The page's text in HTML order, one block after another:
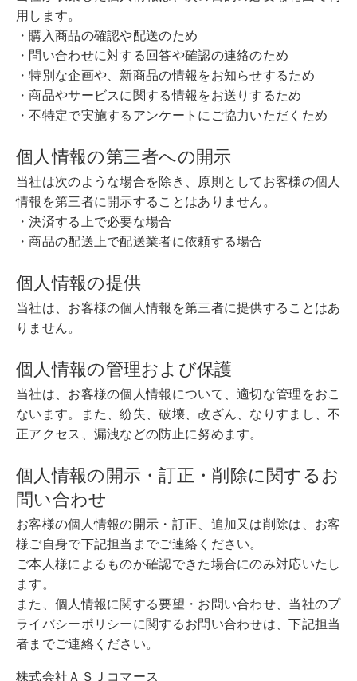
用します。
・購入商品の確認や配送のため
・問い合わせに対する回答や確認の連絡のため
・特別な企画や、新商品の情報をお知らせするため
・商品やサービスに関する情報をお送りするため
・不特定で実施するアンケートにご協力いただくため
個人情報の第三者への開示
当社は次のような場合を除き、原則としてお客様の個人
情報を第三者に開示することはありません。
・決済する上で必要な場合
・商品の配送上で配送業者に依頼する場合
個人情報の提供
当社は、お客様の個人情報を第三者に提供することはあ
りません。
個人情報の管理および保護
当社は、お客様の個人情報について、適切な管理をおこ
ないます。また、紛失、破壊、改ざん、なりすまし、不
正アクセス、漏洩などの防止に努めます。
個人情報の開示・訂正・削除に関するお
問い合わせ
お客様の個人情報の開示・訂正、追加又は削除は、お客
様ご自身で下記担当までご連絡ください。
ご本人様によるものか確認できた場合にのみ対応いたし
ます。
また、個人情報に関する要望・お問い合わせ、当社のプ
ライバシーポリシーに関するお問い合わせは、下記担当
者までご連絡ください。
株式会社ＡＳＪコマース